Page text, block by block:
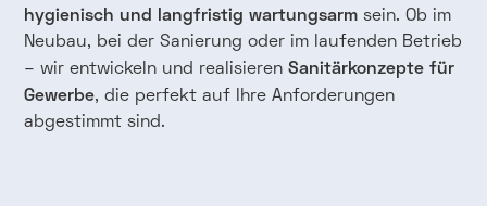
hygienisch und langfristig wartungsarm sein. Ob im
Neubau, bei der Sanierung oder im laufenden Betrieb
– wir entwickeln und realisierenSanitärkonzepte für
Gewerbe, die perfekt auf Ihre Anforderungen
abgestimmt sind.